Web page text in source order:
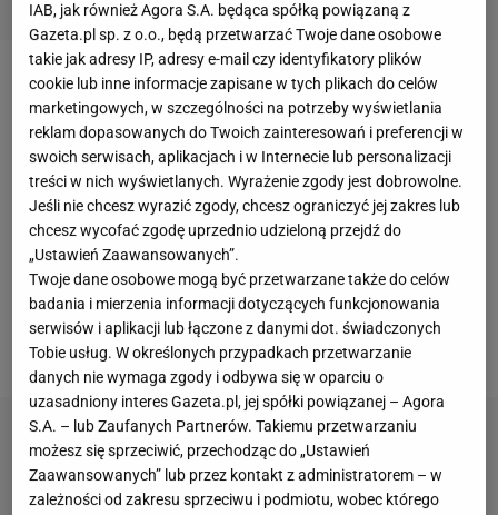
Dekadę temuAdam Matuszczyk(lub Matuschyk)
był uważany za duży talent. Wychowanek
FC Koeln
przebił się do pierwszej drużyny, a dzięki polskim
korzeniom trafił do kadry. Franciszek Smuda
postawił na pomocnika w 20 meczach, w tym na
Euro 2012. W reprezentacji zagrał też jedno
spotkanie pod wodzą Waldemara Fornalika, gdy w
2013 roku pokonaliśmy Liechtenstein. Później
Matuszczyk w kadrze już nie zagrał.
IAB, jak również Agora S.A. będąca spółką powiązaną z
Gazeta.pl sp. z o.o., będą przetwarzać Twoje dane osobowe
takie jak adresy IP, adresy e-mail czy identyfikatory plików
cookie lub inne informacje zapisane w tych plikach do celów
marketingowych, w szczególności na potrzeby wyświetlania
reklam dopasowanych do Twoich zainteresowań i preferencji w
swoich serwisach, aplikacjach i w Internecie lub personalizacji
treści w nich wyświetlanych. Wyrażenie zgody jest dobrowolne.
Jeśli nie chcesz wyrazić zgody, chcesz ograniczyć jej zakres lub
chcesz wycofać zgodę uprzednio udzieloną przejdź do
„Ustawień Zaawansowanych”.
Twoje dane osobowe mogą być przetwarzane także do celów
badania i mierzenia informacji dotyczących funkcjonowania
serwisów i aplikacji lub łączone z danymi dot. świadczonych
Tobie usług. W określonych przypadkach przetwarzanie
danych nie wymaga zgody i odbywa się w oparciu o
uzasadniony interes Gazeta.pl, jej spółki powiązanej – Agora
S.A. – lub Zaufanych Partnerów. Takiemu przetwarzaniu
możesz się sprzeciwić, przechodząc do „Ustawień
Zaawansowanych” lub przez kontakt z administratorem – w
zależności od zakresu sprzeciwu i podmiotu, wobec którego